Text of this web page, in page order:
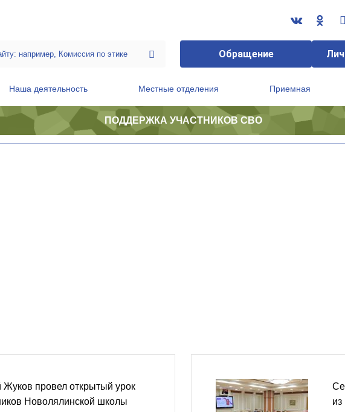
Обращение
Наша деятельность Местные отделения Приемная
ПОДДЕРЖКА УЧАСТНИКОВ СВО
Жуков провел открытый урок
Новолялинской школы
из